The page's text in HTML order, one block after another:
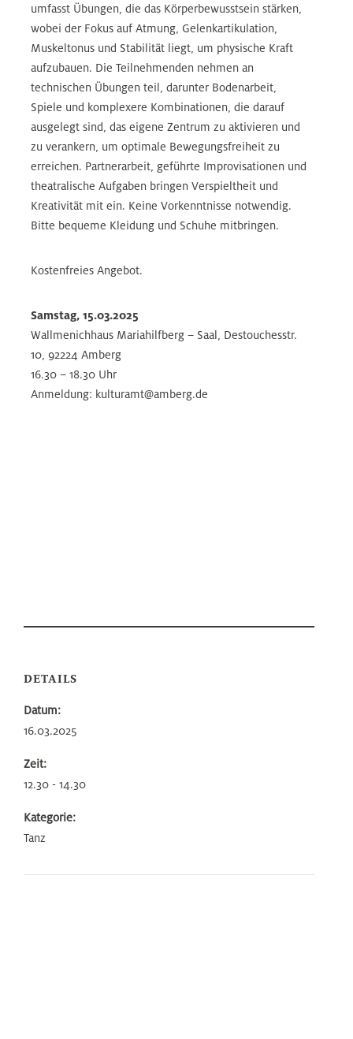
umfasst Übungen, die das Körperbewusstsein stärken,
wobei der Fokus auf Atmung, Gelenkartikulation,
Muskeltonus und Stabilität liegt, um physische Kraft
aufzubauen. Die Teilnehmenden nehmen an
technischen Übungen teil, darunter Bodenarbeit,
Spiele und komplexere Kombinationen, die darauf
ausgelegt sind, das eigene Zentrum zu aktivieren und
zu verankern, um optimale Bewegungsfreiheit zu
erreichen. Partnerarbeit, geführte Improvisationen und
theatralische Aufgaben bringen Verspieltheit und
Kreativität mit ein. Keine Vorkenntnisse notwendig.
Bitte bequeme Kleidung und Schuhe mitbringen.
Kostenfreies Angebot.
Samstag, 15.03.2025
Wallmenichhaus Mariahilfberg – Saal, Destouchesstr.
10, 92224 Amberg
16.30 – 18.30 Uhr
Anmeldung: kulturamt@amberg.de
DETAILS
Datum:
16.03.2025
Zeit:
12.30 - 14.30
Kategorie:
Tanz